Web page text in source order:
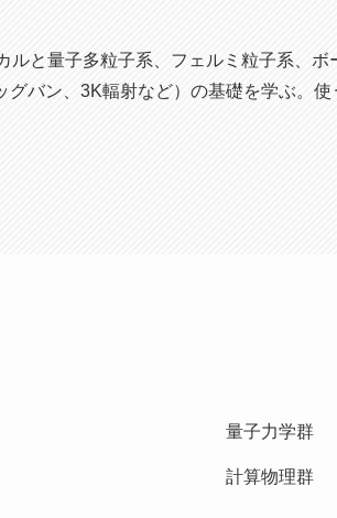
と量子多粒子系、フェルミ粒子系、ボ
バン、3K輻射など）の基礎を学ぶ。
量子力学群
計算物理群